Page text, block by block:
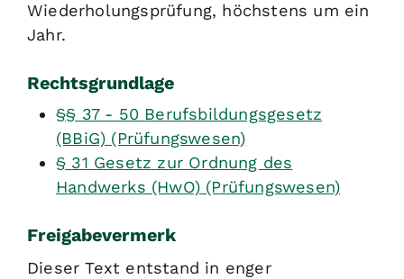
Wiederholungsprüfung, höchstens um ein
Jahr.
Rechtsgrundlage
§§ 37 - 50 Berufsbildungsgesetz
(BBiG) (Prüfungswesen)
§ 31 Gesetz zur Ordnung des
Handwerks (HwO) (Prüfungswesen)
Freigabevermerk
Dieser Text entstand in enger